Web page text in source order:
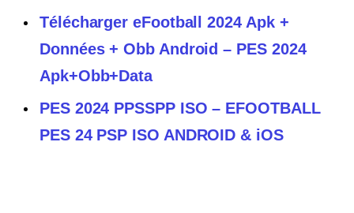
Télécharger eFootball 2024 Apk +
Données + Obb Android – PES 2024
Apk+Obb+Data
PES 2024 PPSSPP ISO – EFOOTBALL
PES 24 PSP ISO ANDROID & iOS